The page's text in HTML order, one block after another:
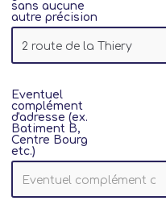
sans aucune
autre précision
Eventuel
complément
d'adresse (ex.
Batiment B,
Centre Bourg
etc.)